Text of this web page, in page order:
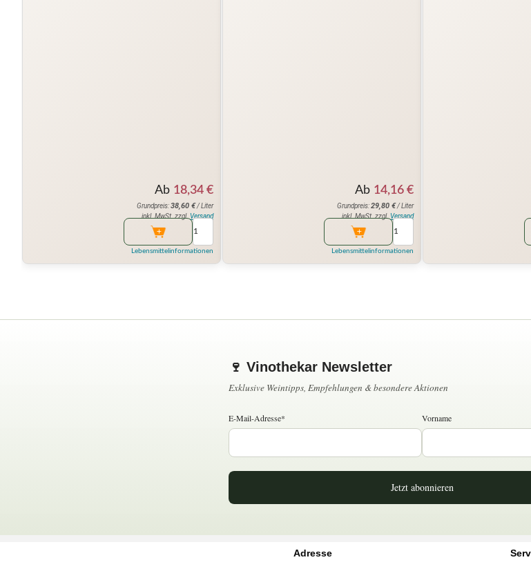
Ab 18,34 €
Grundpreis:38,60 €/ Liter
inkl. MwSt. zzgl. Versand
Lebensmittelinformationen
Ab 14,16 €
Grundpreis:29,80 €/ Liter
inkl. MwSt. zzgl. Versand
Lebensmittelinformationen
🍷 Vinothekar Newsletter
Exklusive Weintipps, Empfehlungen & besondere Aktionen
E-Mail-Adresse* Vorname
Jetzt abonnieren
Adresse